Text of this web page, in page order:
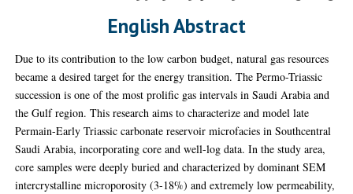
English Abstract
Due to its contribution to the low carbon budget, natural gas resources
became a desired target for the energy transition. The Permo-Triassic
succession is one of the most prolific gas intervals in Saudi Arabia and
the Gulf region. This research aims to characterize and model late
Permain-Early Triassic carbonate reservoir microfacies in Southcentral
Saudi Arabia, incorporating core and well-log data. In the study area,
core samples were deeply buried and characterized by dominant SEM
intercrystalline microporosity (3-18%) and extremely low permeability,